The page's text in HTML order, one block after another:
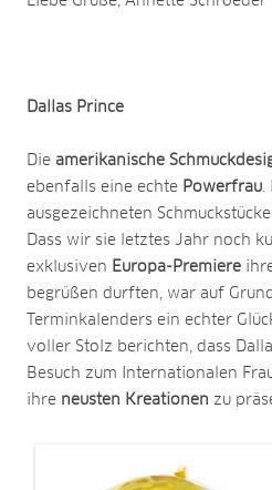
Dallas Prince
Die amerikanische
ebenfalls eine echte Powerfrau.
ausgezeichneten
Dass wir sie letztes Jahr noch
exklusiven Europa-Premiere
begrüßen durften, war auf
Terminkalenders ein echter
voller Stolz berichten, dass
Besuch zum Internationalen
ihre neusten Kreationen zu